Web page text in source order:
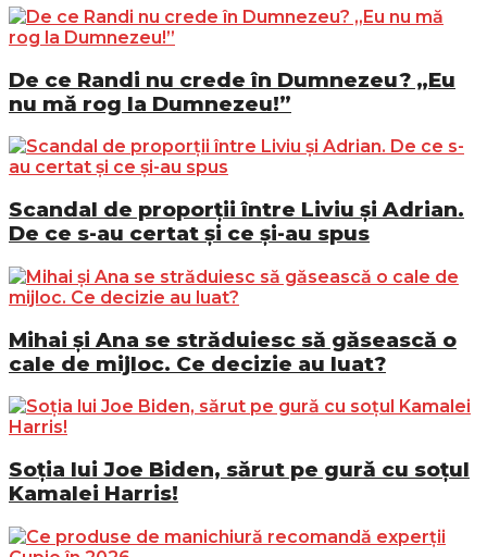
De ce Randi nu crede în Dumnezeu? „Eu
nu mă rog la Dumnezeu!”
Scandal de proporții între Liviu și Adrian.
De ce s-au certat și ce și-au spus
Mihai și Ana se străduiesc să găsească o
cale de mijloc. Ce decizie au luat?
Soția lui Joe Biden, sărut pe gură cu soțul
Kamalei Harris!